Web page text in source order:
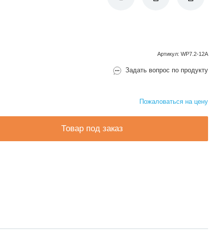
Артикул: WP7.2-12A
Задать вопрос по продукту
Пожаловаться на цену
Товар под заказ